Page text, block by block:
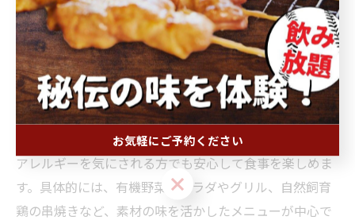
オーガニック料理を提供する居酒屋の最大の魅力は、や
はり「安心感」にあります。農薬や化学肥料に頼らず育
てられた野菜や、厳選された産地直送の食材を使うこと
で、体に余計な負担をかけません。
また、調味料や油も無添加・無精製のものを選び、でき
るだけ自然な形で調理されているため、小さなお子様や
アレルギーを気にされる方でも安心して食事を楽しめま
す。具体的には、有機野菜のサラダやグリル、自然飼育
鶏の串焼きなど、素材の味を活かしたメニューが中心で
お気軽にご予約ください
お気軽にご予約ください